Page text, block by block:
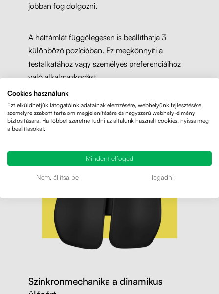
jobban fog dolgozni.
A háttámlát függőlegesen is beállíthatja 3
különböző pozícióban. Ez megkönnyíti a
testalkatához vagy személyes preferenciáihoz
való alkalmazkodást.
Szinkronmechanika a dinamikus
Cookies használunk
Ezt elküldhetjük látogatóink adatainak elemzésére, webhelyünk fejlesztésére,
személyre szabott tartalom megjelenítésére és nagyszerű webhely-élmény
biztosítására. Ha többet szeretne tudni az általunk használt cookies, nyissa meg
a beállításokat.
Mindent elfogad
Nem, állítsa be Tagadni